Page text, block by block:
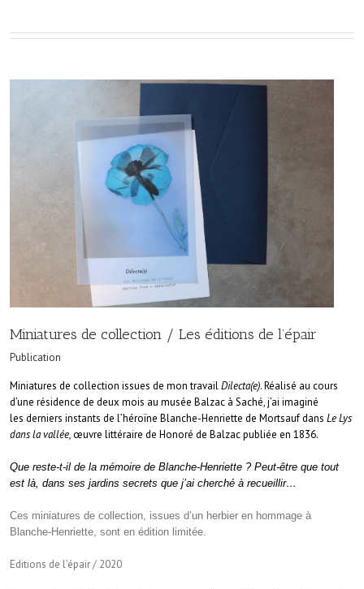
Miniatures de collection / Les éditions de l’épair
Publication
Miniatures de collection issues de mon travailDilecta(e). Réalisé au cours
d’une résidence de deux mois au musée Balzac à Saché, j’ai imaginé
les derniers instants de l’héroïne Blanche-Henriette de Mortsauf dans Le Lys
dans la vallée,œuvre littéraire de Honoré de Balzac publiée en 1836.
Que reste-t-il de la mémoire de Blanche-Henriette ? Peut-être que tout
est là, dans ses jardins secrets que j’ai cherché à recueillir…
Ces miniatures de collection, issues d’un herbier en hommage à
Blanche-Henriette, sont en édition limitée.
Editions de l’épair / 2020